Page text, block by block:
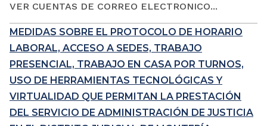
VER CUENTAS DE CORREO ELECTRONICO...
MEDIDAS SOBRE EL PROTOCOLO DE HORARIO
LABORAL, ACCESO A SEDES, TRABAJO
PRESENCIAL, TRABAJO EN CASA POR TURNOS,
USO DE HERRAMIENTAS TECNOLÓGICAS Y
VIRTUALIDAD QUE PERMITAN LA PRESTACIÓN
DEL SERVICIO DE ADMINISTRACIÓN DE JUSTICIA